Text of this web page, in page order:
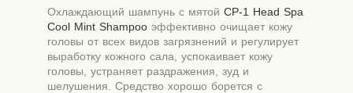
Охлаждающий шампунь с мятой CP-1 Head Spa
Cool Mint Shampoo эффективно очищает кожу
головы от всех видов загрязнений и регулирует
выработку кожного сала, успокаивает кожу
головы, устраняет раздражения, зуд и
шелушения. Средство хорошо борется с